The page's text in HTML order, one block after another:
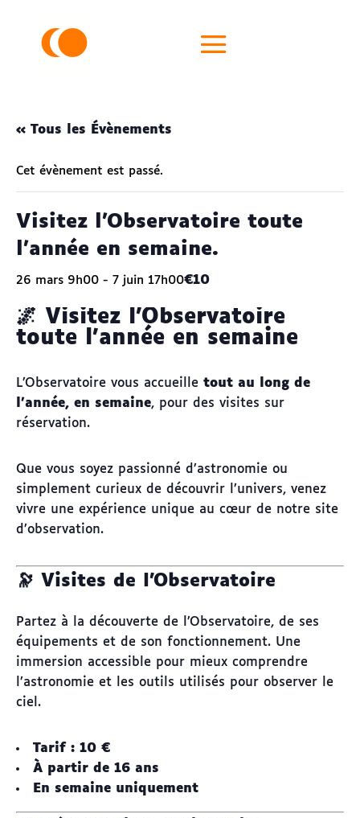
« Tous les Évènements
Cet évènement est passé.
Visitez l’Observatoire toute
l’année en semaine.
26 mars 9h00 - 7 juin 17h00€10
🌌 Visitez l’Observatoire
toute l’année en semaine
L’Observatoire vous accueille tout au long de
l’année, en semaine, pour des visites sur
réservation.
Que vous soyez passionné d’astronomie ou
simplement curieux de découvrir l’univers, venez
vivre une expérience unique au cœur de notre site
d’observation.
🔭 Visites de l’Observatoire
Partez à la découverte de l’Observatoire, de ses
équipements et de son fonctionnement. Une
immersion accessible pour mieux comprendre
l’astronomie et les outils utilisés pour observer le
ciel.
Tarif : 10 €
À partir de 16 ans
En semaine uniquement